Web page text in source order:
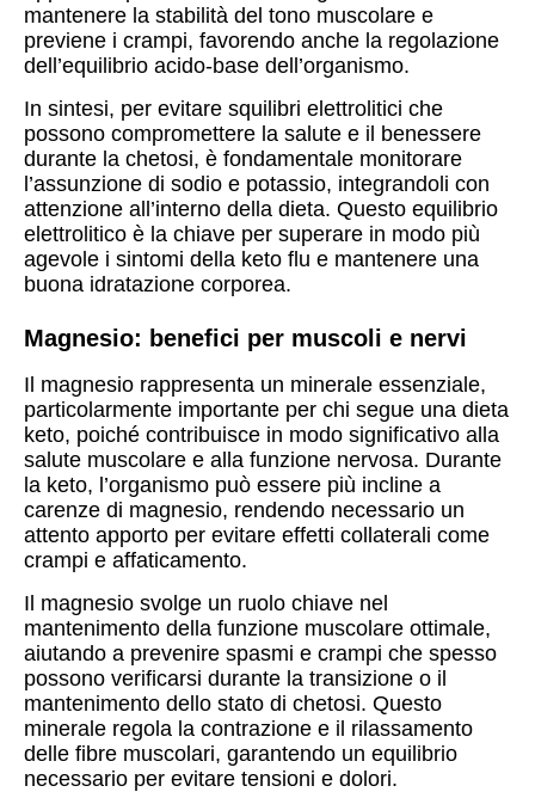
mantenere la stabilità del tono muscolare e
previene i crampi, favorendo anche la regolazione
dell’equilibrio acido-base dell’organismo.
In sintesi, per evitare squilibri elettrolitici che
possono compromettere la salute e il benessere
durante la chetosi, è fondamentale monitorare
l’assunzione di sodio e potassio, integrandoli con
attenzione all’interno della dieta. Questo equilibrio
elettrolitico è la chiave per superare in modo più
agevole i sintomi della keto flu e mantenere una
buona idratazione corporea.
Magnesio: benefici per muscoli e nervi
Il magnesio rappresenta un minerale essenziale,
particolarmente importante per chi segue una dieta
keto, poiché contribuisce in modo significativo alla
salute muscolare e alla funzione nervosa. Durante
la keto, l’organismo può essere più incline a
carenze di magnesio, rendendo necessario un
attento apporto per evitare effetti collaterali come
crampi e affaticamento.
Il magnesio svolge un ruolo chiave nel
mantenimento della funzione muscolare ottimale,
aiutando a prevenire spasmi e crampi che spesso
possono verificarsi durante la transizione o il
mantenimento dello stato di chetosi. Questo
minerale regola la contrazione e il rilassamento
delle fibre muscolari, garantendo un equilibrio
necessario per evitare tensioni e dolori.